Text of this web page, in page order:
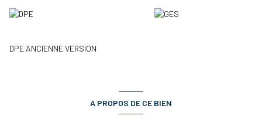
DPE ANCIENNE VERSION
A PROPOS DE CE BIEN